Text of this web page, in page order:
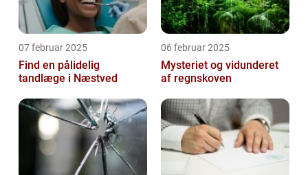
07 februar 2025
Find en pålidelig
tandlæge i Næstved
06 februar 2025
Mysteriet og vidunderet
af regnskoven